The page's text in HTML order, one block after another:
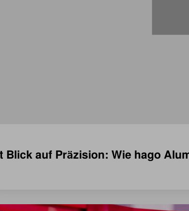
Blick auf Präzision: Wie hago